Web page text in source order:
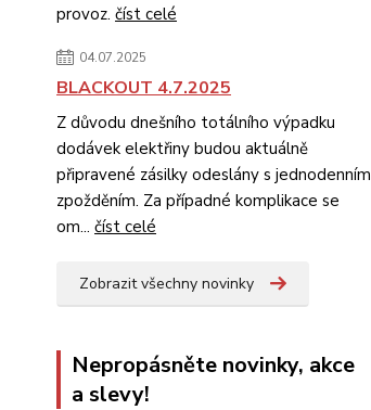
provoz. číst celé
04.07.2025
BLACKOUT 4.7.2025
Z důvodu dnešního totálního výpadku
dodávek elektřiny budou aktuálně
připravené zásilky odeslány s jednodenním
zpožděním. Za případné komplikace se
om... číst celé
Zobrazit všechny novinky
Nepropásněte novinky, akce
a slevy!